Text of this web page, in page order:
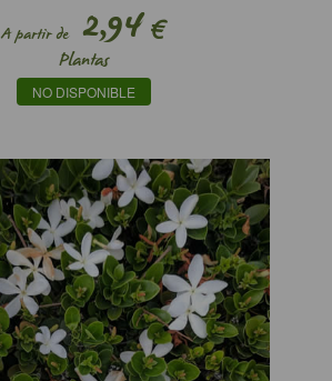
A partir de2,94€
Plantas
NO DISPONIBLE